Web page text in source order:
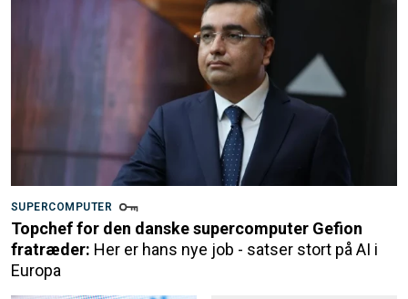
SUPERCOMPUTER
Topchef for den danske supercomputer Gefion
fratræder: Her er hans nye job - satser stort på AI i
Europa